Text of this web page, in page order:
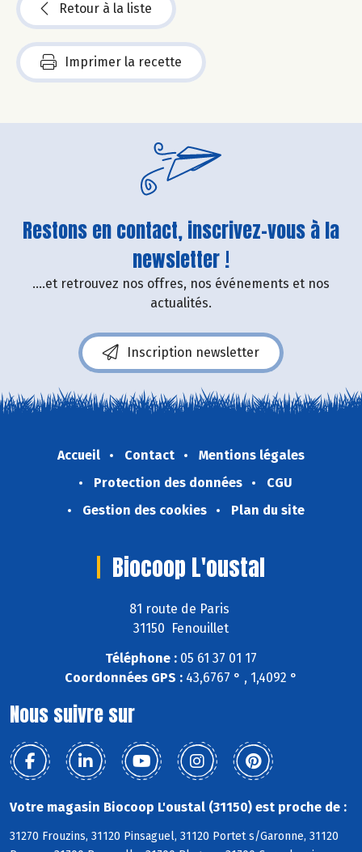
Retour à la liste
Imprimer la recette
Restons en contact, inscrivez-vous à la
newsletter !
....et retrouvez nos offres, nos événements et nos
actualités.
Inscription newsletter
Accueil Contact
Mentions légales
Protection des données
CGU
Gestion des cookies
Plan du site
Biocoop L'oustal
81 route de Paris
31150 Fenouillet
Téléphone : 05 61 37 01 17
Coordonnées GPS : 43,6767 ° , 1,4092 °
Nous suivre sur
Votre magasin Biocoop L'oustal (31150) est proche de :
31270 Frouzins, 31120 Pinsaguel, 31120 Portet s/Garonne, 31120